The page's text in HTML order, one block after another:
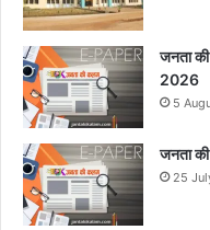
जनता
2026
5
जनता
25